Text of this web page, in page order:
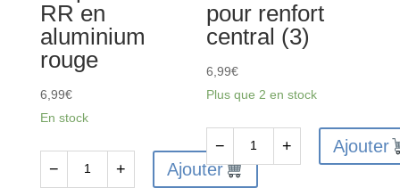
RR en
aluminium
rouge
6,99€
En stock
− + Ajouter
pour renfort
central (3)
6,99€
Plus que 2 en stock
de
− + Ajouter